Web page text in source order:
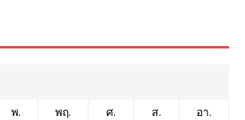
พ. พฤ. ศ. ส.
อา.